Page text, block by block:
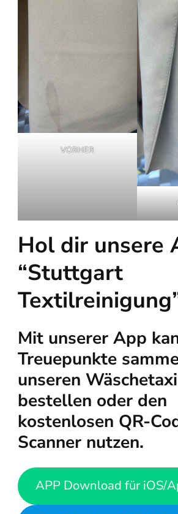
VORHER
Hol dir unsere
“Stuttgart
Mit unserer App
Treuepunkte
unseren
bestellen oder den
kostenlosen QR-
Scanner nutzen.
APP Download für iOS/